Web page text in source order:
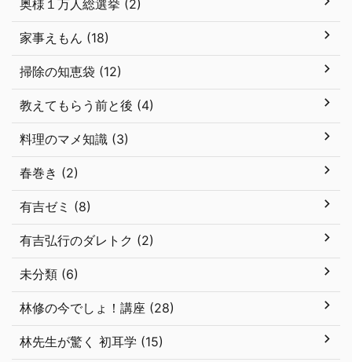
奥様１万人総選挙 (2)
家事えもん (18)
掃除の知恵袋 (12)
教えてもらう前と後 (4)
料理のマメ知識 (3)
春巻き (2)
有吉ゼミ (8)
有吉弘行のダレトク (2)
未分類 (6)
林修の今でしょ！講座 (28)
林先生が驚く 初耳学 (15)